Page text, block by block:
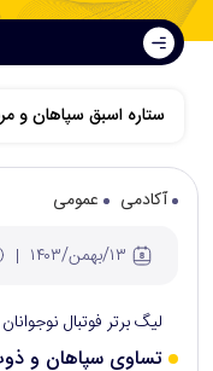
ستاره اسبق سپاهان و
آکادمی
عمومی
لیگ برتر فوتبال
تساوی سپاهان و